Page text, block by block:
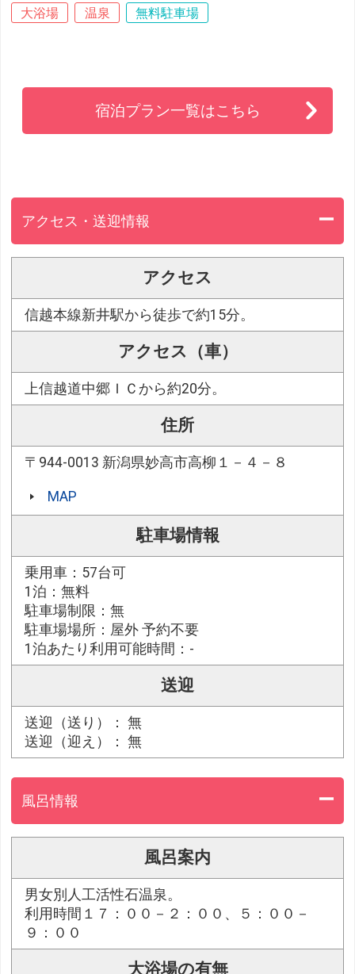
大浴場 温泉 無料駐車場
宿泊プラン一覧はこちら
アクセス・送迎情報
アクセス
信越本線新井駅から徒歩で約15分。
アクセス（車）
上信越道中郷ＩＣから約20分。
住所
〒944-0013 新潟県妙高市高柳１－４－８
MAP
駐車場情報
乗用車：57台可
1泊：無料
駐車場制限：無
駐車場場所：屋外 予約不要
1泊あたり利用可能時間：-
送迎
送迎（送り）： 無
送迎（迎え）： 無
風呂情報
風呂案内
男女別人工活性石温泉。
利用時間１７：００－２：００、５：００－
９：００
大浴場の有無